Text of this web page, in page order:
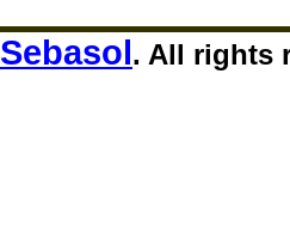
Sebasol. All rights